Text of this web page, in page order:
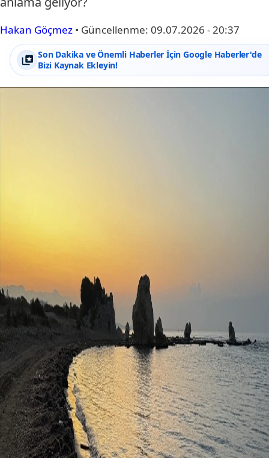
Hakan Göçmez • Güncellenme: 09.07.2026 - 20:37
Son Dakika ve Önemli Haberler İçin Google Haberler'de
Bizi Kaynak Ekleyin!